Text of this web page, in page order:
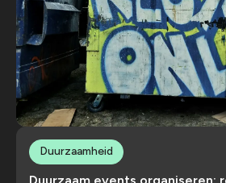
Duurzaamheid